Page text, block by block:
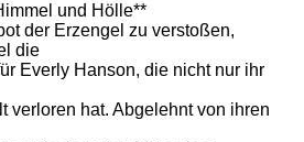
und Hölle**
der Erzengel zu verstoßen,
die
Everly Hanson, die nicht nur ihr
verloren hat. Abgelehnt von ihren